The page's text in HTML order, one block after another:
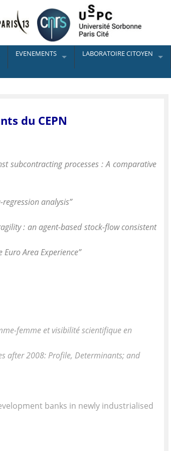
EVENEMENTS LABORATOIRE CITOYEN
du CEPN
subcontracting processes : A comparative
analysis”
: an agent-based stock-flow consistent
Area Experience”
femme et visibilité scientifique en
after 2008: Profile, Determinants; and
banks in newly industrialised